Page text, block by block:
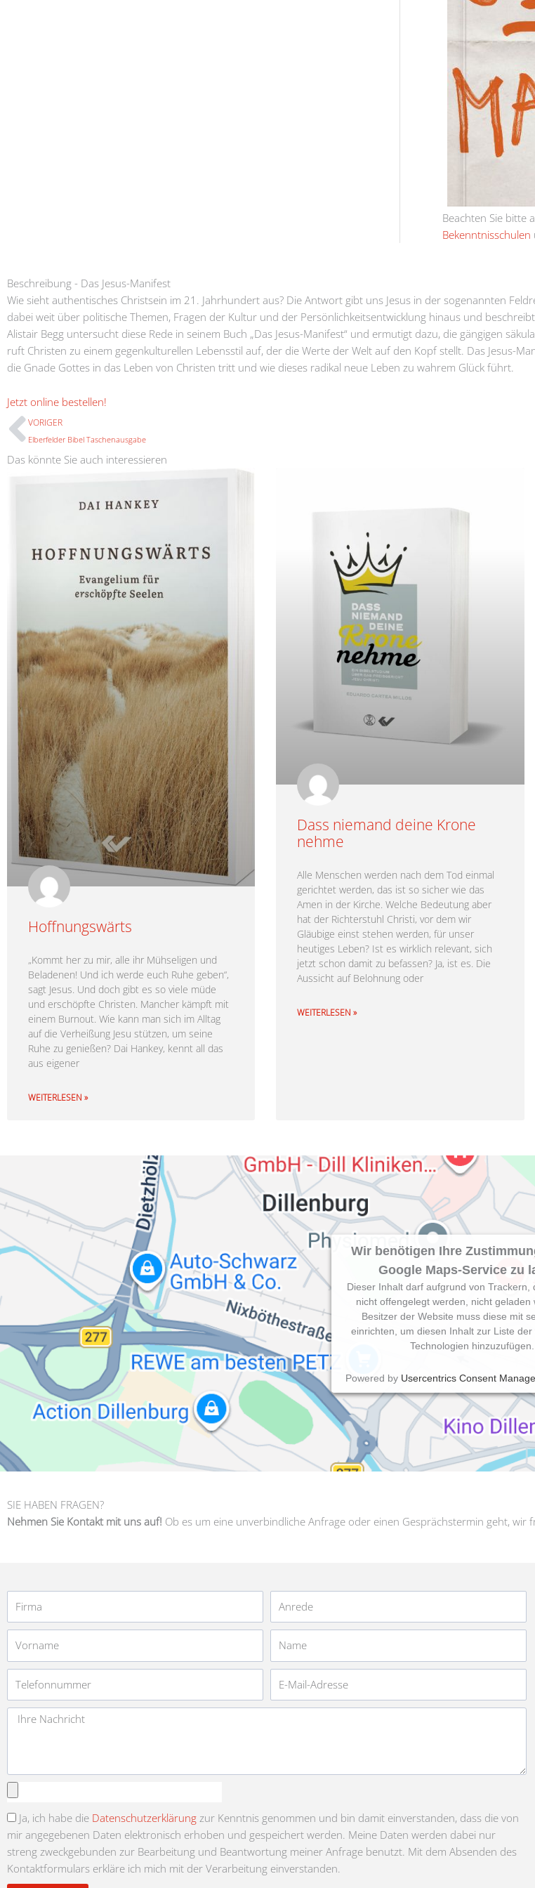
Beachten Sie bitte
Bekenntnisschulen
Beschreibung - Das Jesus-Manifest
Wie sieht authentisches Christsein im 21. Jahrhundert aus? Die Antwort gibt uns Jesus in der sogenannten
dabei weit über politische Themen, Fragen der Kultur und der Persönlichkeitsentwicklung hinaus und
Alistair Begg untersucht diese Rede in seinem Buch „Das Jesus-Manifest“ und ermutigt dazu, die gängigen
ruft Christen zu einem gegenkulturellen Lebensstil auf, der die Werte der Welt auf den Kopf stellt. Das Jesus-
die Gnade Gottes in das Leben von Christen tritt und wie dieses radikal neue Leben zu wahrem Glück führt.
Jetzt online bestellen!
Prev
VORIGER
Elberfelder Bibel Taschenausgabe
Das könnte Sie auch interessieren
Hoffnungswärts
„Kommt her zu mir, alle ihr Mühseligen und
Beladenen! Und ich werde euch Ruhe geben“,
sagt Jesus. Und doch gibt es so viele müde
und erschöpfte Christen. Mancher kämpft mit
einem Burnout. Wie kann man sich im Alltag
auf die Verheißung Jesu stützen, um seine
Ruhe zu genießen? Dai Hankey, kennt all das
aus eigener
WEITERLESEN »
Dass niemand deine Krone
nehme
Alle Menschen werden nach dem Tod einmal
gerichtet werden, das ist so sicher wie das
Amen in der Kirche. Welche Bedeutung aber
hat der Richterstuhl Christi, vor dem wir
Gläubige einst stehen werden, für unser
heutiges Leben? Ist es wirklich relevant, sich
jetzt schon damit zu befassen? Ja, ist es. Die
Aussicht auf Belohnung oder
WEITERLESEN »
Wir benötigen Ihre
Google Maps-Service zu
Dieser Inhalt darf aufgrund von Trackern,
nicht offengelegt werden, nicht geladen
Besitzer der Website muss diese mit
einrichten, um diesen Inhalt zur Liste der
Technologien hinzuzufügen.
Powered by Usercentrics Consent
SIE HABEN FRAGEN?
Nehmen Sie Kontakt mit uns auf! Ob es um eine unverbindliche Anfrage oder einen Gesprächstermin geht, wir
Mail-
Adresse
Nachricht
Ja, ich habe die Datenschutzerklärung zur Kenntnis genommen und bin damit einverstanden, dass die von
mir angegebenen Daten elektronisch erhoben und gespeichert werden. Meine Daten werden dabei nur
streng zweckgebunden zur Bearbeitung und Beantwortung meiner Anfrage benutzt. Mit dem Absenden des
Kontaktformulars erkläre ich mich mit der Verarbeitung einverstanden.